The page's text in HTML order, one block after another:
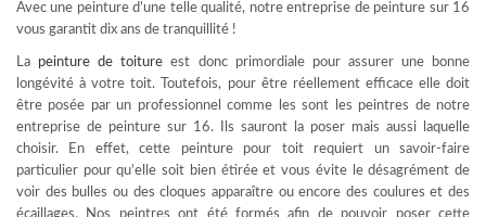
Avec une peinture d’une telle qualité, notre entreprise de peinture sur 16
vous garantit dix ans de tranquillité !
La peinture de toiture est donc primordiale pour assurer une bonne
longévité à votre toit. Toutefois, pour être réellement efficace elle doit
être posée par un professionnel comme les sont les peintres de notre
entreprise de peinture sur 16. Ils sauront la poser mais aussi laquelle
choisir. En effet, cette peinture pour toit requiert un savoir-faire
particulier pour qu’elle soit bien étirée et vous évite le désagrément de
voir des bulles ou des cloques apparaître ou encore des coulures et des